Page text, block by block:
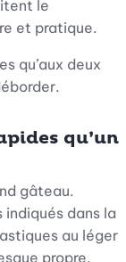
le
et pratique.
qu’aux deux
qu’un
gâteau.
dans la
au léger
propre.